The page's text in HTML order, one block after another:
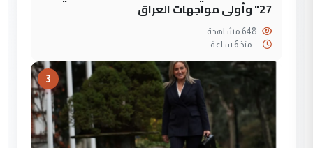
27" وأولى مواجهات العراق
--منذ 6 ساعة
3